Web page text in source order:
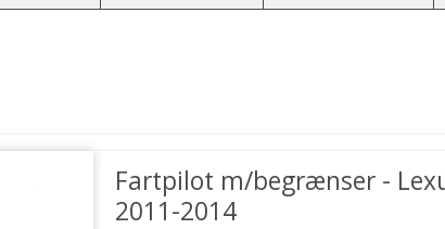
Fartpilot m/begrænser -
2011-2014